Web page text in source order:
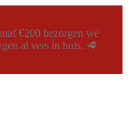
€200 bezorgen we
al vers in huis. 🥩